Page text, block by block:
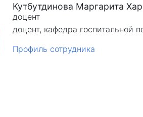
Кутбутдинова Маргарита
доцент
доцент, кафедра
Профиль сотрудника